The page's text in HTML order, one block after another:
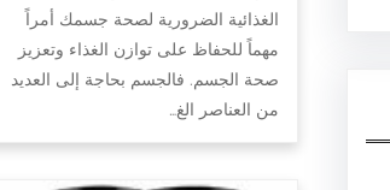
الغذائية الضرورية لصحة جسمك أمراً
مهماً للحفاظ على توازن الغذاء وتعزيز
صحة الجسم. فالجسم بحاجة إلى العديد
من العناصر الغ…